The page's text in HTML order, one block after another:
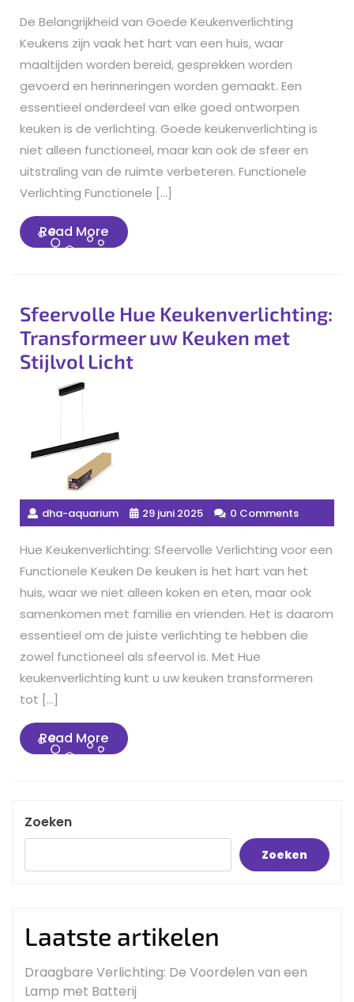
De Belangrijkheid van Goede Keukenverlichting
Keukens zijn vaak het hart van een huis, waar
maaltijden worden bereid, gesprekken worden
gevoerd en herinneringen worden gemaakt. Een
essentieel onderdeel van elke goed ontworpen
keuken is de verlichting. Goede keukenverlichting is
niet alleen functioneel, maar kan ook de sfeer en
uitstraling van de ruimte verbeteren. Functionele
Verlichting Functionele […]
Read MoreRead
More
Sfeervolle Hue Keukenverlichting:
Transformeer uw Keuken met
Stijlvol Licht
dha-aquarium 29 juni 2025 0 Comments
Hue Keukenverlichting: Sfeervolle Verlichting voor een
Functionele Keuken De keuken is het hart van het
huis, waar we niet alleen koken en eten, maar ook
samenkomen met familie en vrienden. Het is daarom
essentieel om de juiste verlichting te hebben die
zowel functioneel als sfeervol is. Met Hue
keukenverlichting kunt u uw keuken transformeren
tot […]
Read MoreRead
More
Zoeken
Zoeken
Laatste artikelen
Draagbare Verlichting: De Voordelen van een
Lamp met Batterij